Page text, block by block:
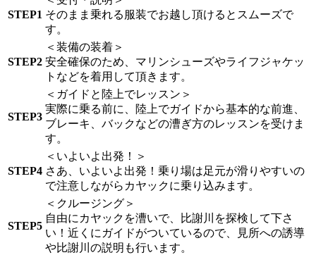
STEP1 そのまま乗れる服装でお越し頂けるとスムーズで
す。
STEP2
＜装備の装着＞
安全確保のため、マリンシューズやライフジャケッ
トなどを着用して頂きます。
STEP3
＜ガイドと陸上でレッスン＞
実際に乗る前に、陸上でガイドから基本的な前進、
ブレーキ、バックなどの漕ぎ方のレッスンを受けま
す。
STEP4
＜いよいよ出発！＞
さあ、いよいよ出発！乗り場は足元が滑りやすいの
で注意しながらカヤックに乗り込みます。
STEP5
＜クルージング＞
自由にカヤックを漕いで、比謝川を探検して下さ
い！近くにガイドがついているので、見所への誘導
や比謝川の説明も行います。